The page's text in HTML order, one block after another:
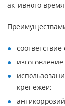
активного
крепежей;